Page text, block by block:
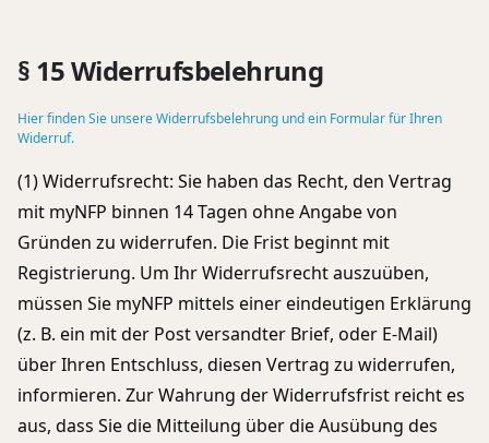
§ 15 Widerrufsbelehrung
Hier finden Sie unsere Widerrufsbelehrung und ein Formular für Ihren
Widerruf.
(1) Widerrufsrecht: Sie haben das Recht, den Vertrag
mit myNFP binnen 14 Tagen ohne Angabe von
Gründen zu widerrufen. Die Frist beginnt mit
Registrierung. Um Ihr Widerrufsrecht auszuüben,
müssen Sie myNFP mittels einer eindeutigen Erklärung
(z. B. ein mit der Post versandter Brief, oder E-Mail)
über Ihren Entschluss, diesen Vertrag zu widerrufen,
informieren. Zur Wahrung der Widerrufsfrist reicht es
aus, dass Sie die Mitteilung über die Ausübung des